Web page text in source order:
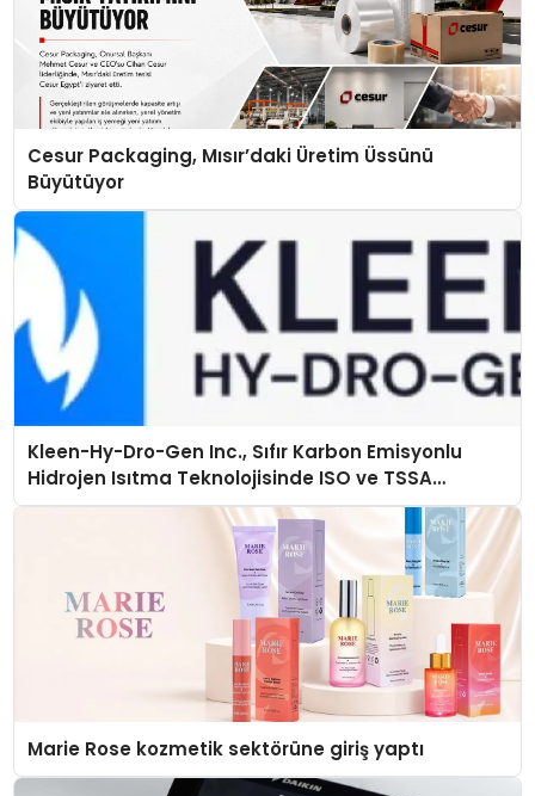
Cesur Packaging, Mısır’daki Üretim Üssünü
Büyütüyor
Kleen-Hy-Dro-Gen Inc., Sıfır Karbon Emisyonlu
Hidrojen Isıtma Teknolojisinde ISO ve TSSA
Düzenleyici Onaylarını Aldı
Marie Rose kozmetik sektörüne giriş yaptı